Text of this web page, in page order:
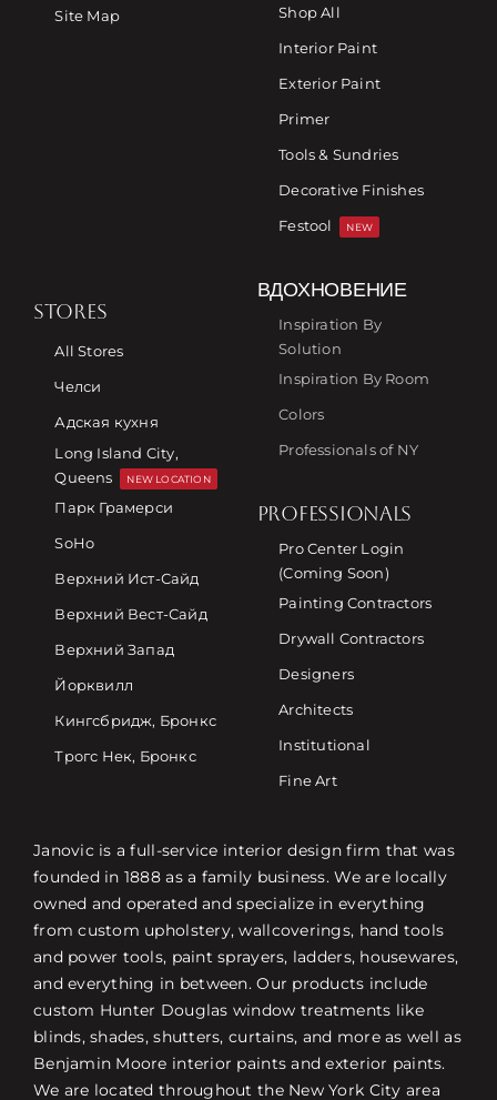
Site Map
Shop All
Interior Paint
Exterior Paint
Primer
Tools & Sundries
Decorative Finishes
Festool
NEW
STORES
All Stores
Челси
Адская кухня
Long Island City,
Queens
NEW LOCATION
Парк Грамерси
SoHo
Верхний Ист-Сайд
Верхний Вест-Сайд
Верхний Запад
Йорквилл
Кингсбридж, Бронкс
Трогс Нек, Бронкс
ВДОХНОВЕНИЕ
Inspiration By
Solution
Inspiration By Room
Colors
Professionals of NY
PROFESSIONALS
Pro Center Login
(Coming Soon)
Painting Contractors
Drywall Contractors
Designers
Architects
Institutional
Fine Art
Janovic is a full-service interior design firm that was
founded in 1888 as a family business. We are locally
owned and operated and specialize in everything
from custom upholstery, wallcoverings, hand tools
and power tools, paint sprayers, ladders, housewares,
and everything in between. Our products include
custom Hunter Douglas window treatments like
blinds, shades, shutters, curtains, and more as well as
Benjamin Moore interior paints and exterior paints.
We are located throughout the New York City area